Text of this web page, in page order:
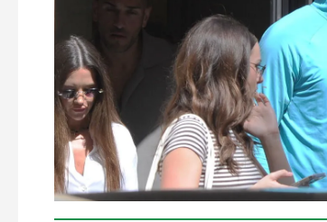
Legion-